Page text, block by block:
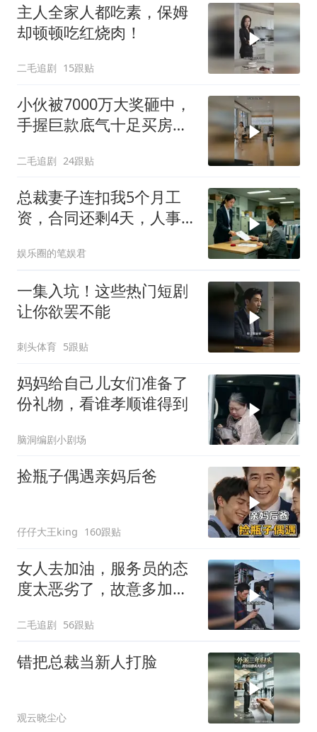
主人全家人都吃素，保姆
却顿顿吃红烧肉！
二毛追剧 15跟贴
小伙被7000万大奖砸中，
手握巨款底气十足买房不
二毛追剧 24跟贴
总裁妻子连扣我5个月工
资，合同还剩4天，人事
娱乐圈的笔娱君
一集入坑！这些热门短剧
让你欲罢不能
刺头体育 5跟贴
妈妈给自己儿女们准备了
份礼物，看谁孝顺谁得到
脑洞编剧小剧场
捡瓶子偶遇亲妈后爸
仔仔大王king 160跟贴
女人去加油，服务员的态
度太恶劣了，故意多加油
二毛追剧 56跟贴
错把总裁当新人打脸
观云晓尘心